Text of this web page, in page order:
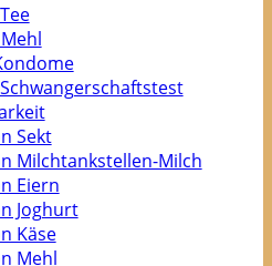
Sekt
Milchtankstellen-Milch
Eiern
Joghurt
Käse
Mehl